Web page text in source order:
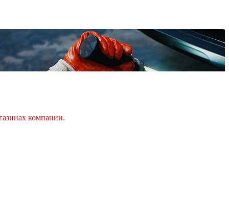
компании.